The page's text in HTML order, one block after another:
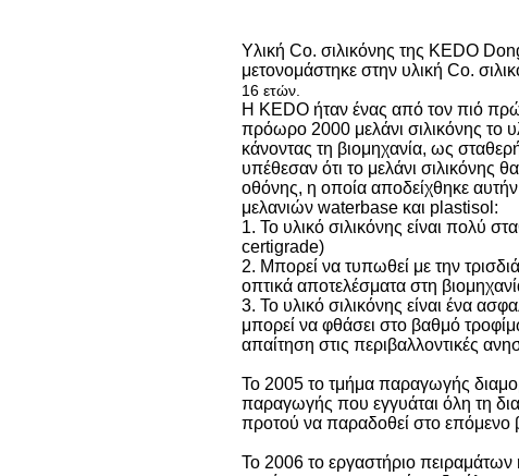
Υλική Co. σιλικόνης της KEDO
μετονομάστηκε στην υλική Co.
16 ετών.
Η KEDO ήταν ένας από τον πιό
πρόωρο 2000 μελάνι σιλικόνης το
κάνοντας τη βιομηχανία, ως
υπέθεσαν ότι το μελάνι σιλικόνης
οθόνης, η οποία αποδείχθηκε
μελανιών waterbase και plastisol:
1. Το υλικό σιλικόνης είναι πολύ
certigrade)
2. Μπορεί να τυπωθεί με την
οπτικά αποτελέσματα στη
3. Το υλικό σιλικόνης είναι ένα
μπορεί να φθάσει στο βαθμό
απαίτηση στις περιβαλλοντικές
Το 2005 το τμήμα παραγωγής
παραγωγής που εγγυάται όλη τη
προτού να παραδοθεί στο επόμενο
Το 2006 το εργαστήριο πειραμάτων